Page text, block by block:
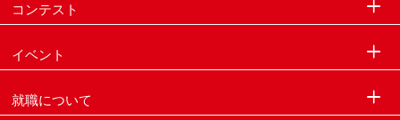
コンテスト
イベント
就職について